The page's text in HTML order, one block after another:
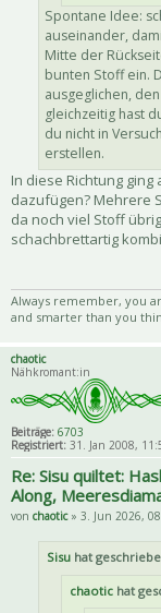
Spontane Idee:
auseinander,
Mitte der
bunten Stoff ein.
ausgeglichen,
gleichzeitig hast
du nicht in
erstellen.
In diese Richtung
dazufügen? Mehrere
da noch viel Stoff
schachbrettartig
Always remember, you
and smarter than you
chaotic
Nähkromant:in
Beiträge: 6703
Registriert: 31. Jan 2008,
Re: Sisu quiltet:
Along,
von chaotic» 3. Jun 2026,
Sisu hat
chaotic hat